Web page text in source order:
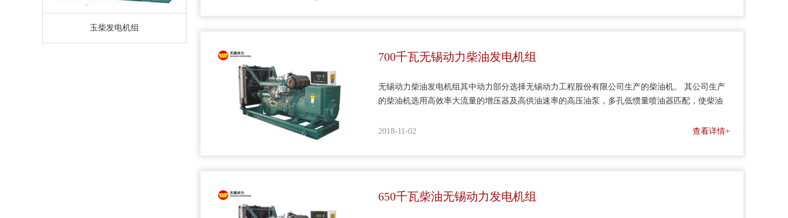
玉柴发电机组
700千瓦无锡动力柴油发电机组
无锡动力柴油发电机组其中动力部分选择无锡动力工程股份有限公司生产的柴油机。 其公司生产
的柴油机选用高效率大流量的增压器及高供油速率的高压油泵，多孔低惯量喷油器匹配，使柴油
性能、外观得到了很大改善，可供电站、大型水泵机组及通用机械作配套动力。
2018-11-02 查看详情+
650千瓦柴油无锡动力发电机组